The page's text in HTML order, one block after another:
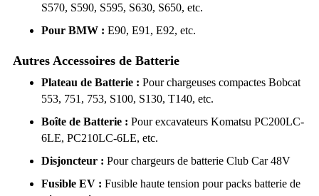
S570, S590, S595, S630, S650, etc.
Pour BMW : E90, E91, E92, etc.
Autres Accessoires de Batterie
Plateau de Batterie : Pour chargeuses compactes Bobcat
553, 751, 753, S100, S130, T140, etc.
Boîte de Batterie : Pour excavateurs Komatsu PC200LC-
6LE, PC210LC-6LE, etc.
Disjoncteur : Pour chargeurs de batterie Club Car 48V
Fusible EV : Fusible haute tension pour packs batterie de